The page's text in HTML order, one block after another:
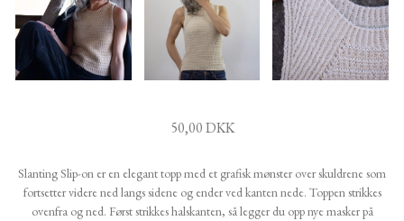
50,00 DKK
Slanting Slip-on er en elegant topp med et grafisk mønster over skuldrene som
fortsetter videre ned langs sidene og ender ved kanten nede. Toppen strikkes
ovenfra og ned. Først strikkes halskanten, så legger du opp nye masker på